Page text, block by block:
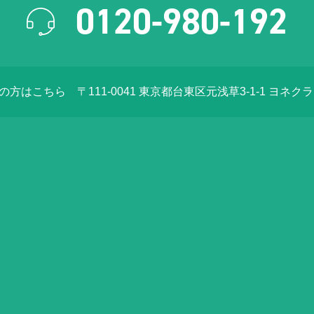
0120-980-192
方はこちら 〒111-0041 東京都台東区元浅草3-1-1 ヨネク